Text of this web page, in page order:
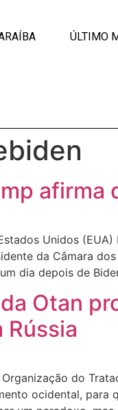
ÚLTIMO
afirma
Unidos
da Câmara
dia depois de
Otan
Rússia
do
ocidental, para